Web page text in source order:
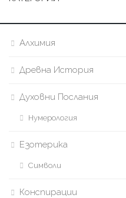
Алхимия
Древна История
Духовни Послания
Нумерология
Езотерика
Символи
Конспирации